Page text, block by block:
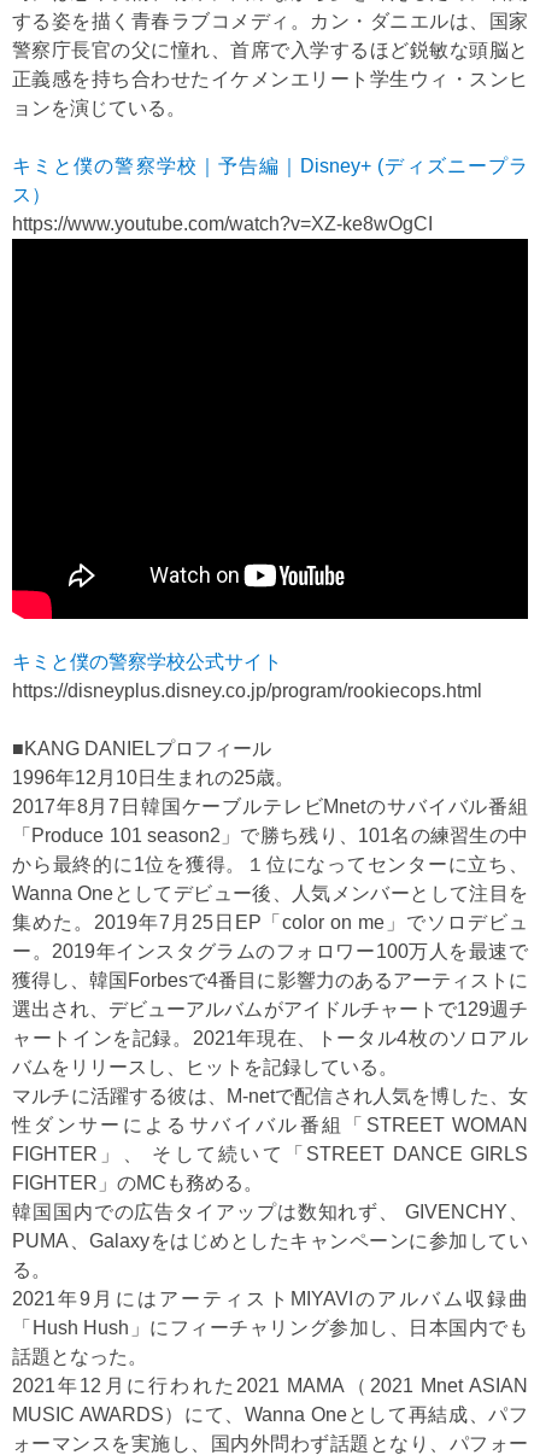
する姿を描く青春ラブコメディ。カン・ダニエルは、国家
警察庁長官の父に憧れ、首席で入学するほど鋭敏な頭脳と
正義感を持ち合わせたイケメンエリート学生ウィ・スンヒ
ョンを演じている。
キミと僕の警察学校｜予告編｜Disney+ (ディズニープラ
ス）
https://www.youtube.com/watch?v=XZ-ke8wOgCI
キミと僕の警察学校公式サイト
https://disneyplus.disney.co.jp/program/rookiecops.html
■KANG DANIELプロフィール
1996年12月10日生まれの25歳。
2017年8月7日韓国ケーブルテレビMnetのサバイバル番組
「Produce 101 season2」で勝ち残り、101名の練習生の中
から最終的に1位を獲得。１位になってセンターに立ち、
Wanna Oneとしてデビュー後、人気メンバーとして注目を
集めた。2019年7月25日EP「color on me」でソロデビュ
ー。2019年インスタグラムのフォロワー100万人を最速で
獲得し、韓国Forbesで4番目に影響力のあるアーティストに
選出され、デビューアルバムがアイドルチャートで129週チ
ャートインを記録。2021年現在、トータル4枚のソロアル
バムをリリースし、ヒットを記録している。
マルチに活躍する彼は、M-netで配信され人気を博した、女
性ダンサーによるサバイバル番組「STREET WOMAN
FIGHTER」、 そして続いて「STREET DANCE GIRLS
FIGHTER」のMCも務める。
韓国国内での広告タイアップは数知れず、 GIVENCHY、
PUMA、Galaxyをはじめとしたキャンペーンに参加してい
る。
2021年9月にはアーティストMIYAVIのアルバム収録曲
「Hush Hush」にフィーチャリング参加し、日本国内でも
話題となった。
2021年12月に行われた2021 MAMA（2021 Mnet ASIAN
MUSIC AWARDS）にて、Wanna Oneとして再結成、パフ
ォーマンスを実施し、国内外問わず話題となり、パフォー